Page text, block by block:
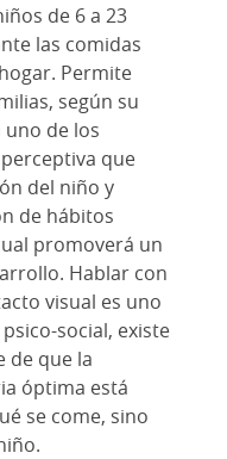
de 6 a 23
las comidas
Permite
según su
uno de los
que
del niño y
de hábitos
promoverá un
Hablar con
visual es uno
social, existe
de que la
óptima está
se come, sino